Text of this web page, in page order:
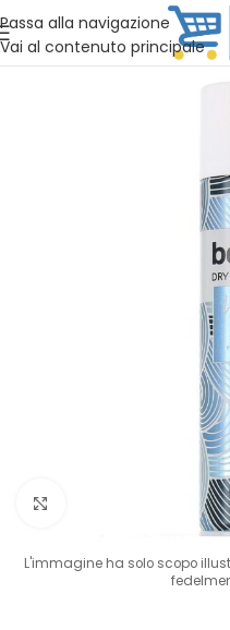
Passa alla navigazione
Vai al contenuto principale
Vuoi assistenza?
Clicca per ingrandire
L'immagine ha solo scopo